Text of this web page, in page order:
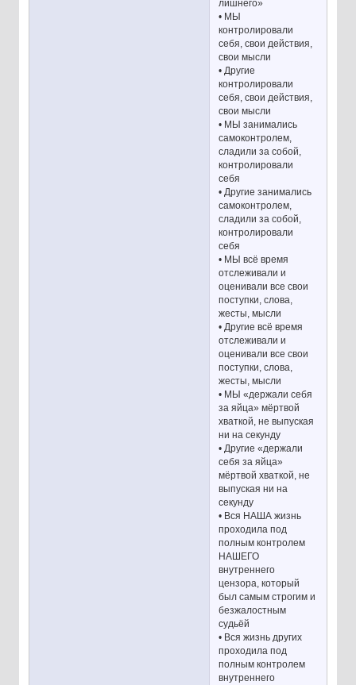
лишнего»
• МЫ
контролировали
себя, свои действия,
свои мысли
• Другие
контролировали
себя, свои действия,
свои мысли
• МЫ занимались
самоконтролем,
сладили за собой,
контролировали
себя
• Другие занимались
самоконтролем,
сладили за собой,
контролировали
себя
• МЫ всё время
отслеживали и
оценивали все свои
поступки, слова,
жесты, мысли
• Другие всё время
отслеживали и
оценивали все свои
поступки, слова,
жесты, мысли
• МЫ «держали себя
за яйца» мёртвой
хваткой, не выпуская
ни на секунду
• Другие «держали
себя за яйца»
мёртвой хваткой, не
выпуская ни на
секунду
• Вся НАША жизнь
проходила под
полным контролем
НАШЕГО
внутреннего
цензора, который
был самым строгим и
безжалостным
судьёй
• Вся жизнь других
проходила под
полным контролем
внутреннего